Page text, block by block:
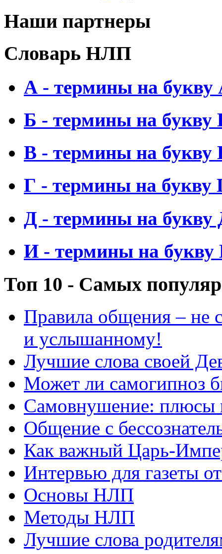
Наши партнеры
Словарь НЛП
А - термины на букву
Б - термины на букву
В - термины на букву
Г - термины на букву
Д - термины на букву
И - термины на букву
Топ 10 - Самых
Правила общения – не
и услышанному!
Лучшие слова своей
Может ли самогипноз
Самовнушение: плюсы
Общение с
Как важный Царь-
Интервью для газеты
Основы НЛП
Методы НЛП
Лучшие слова